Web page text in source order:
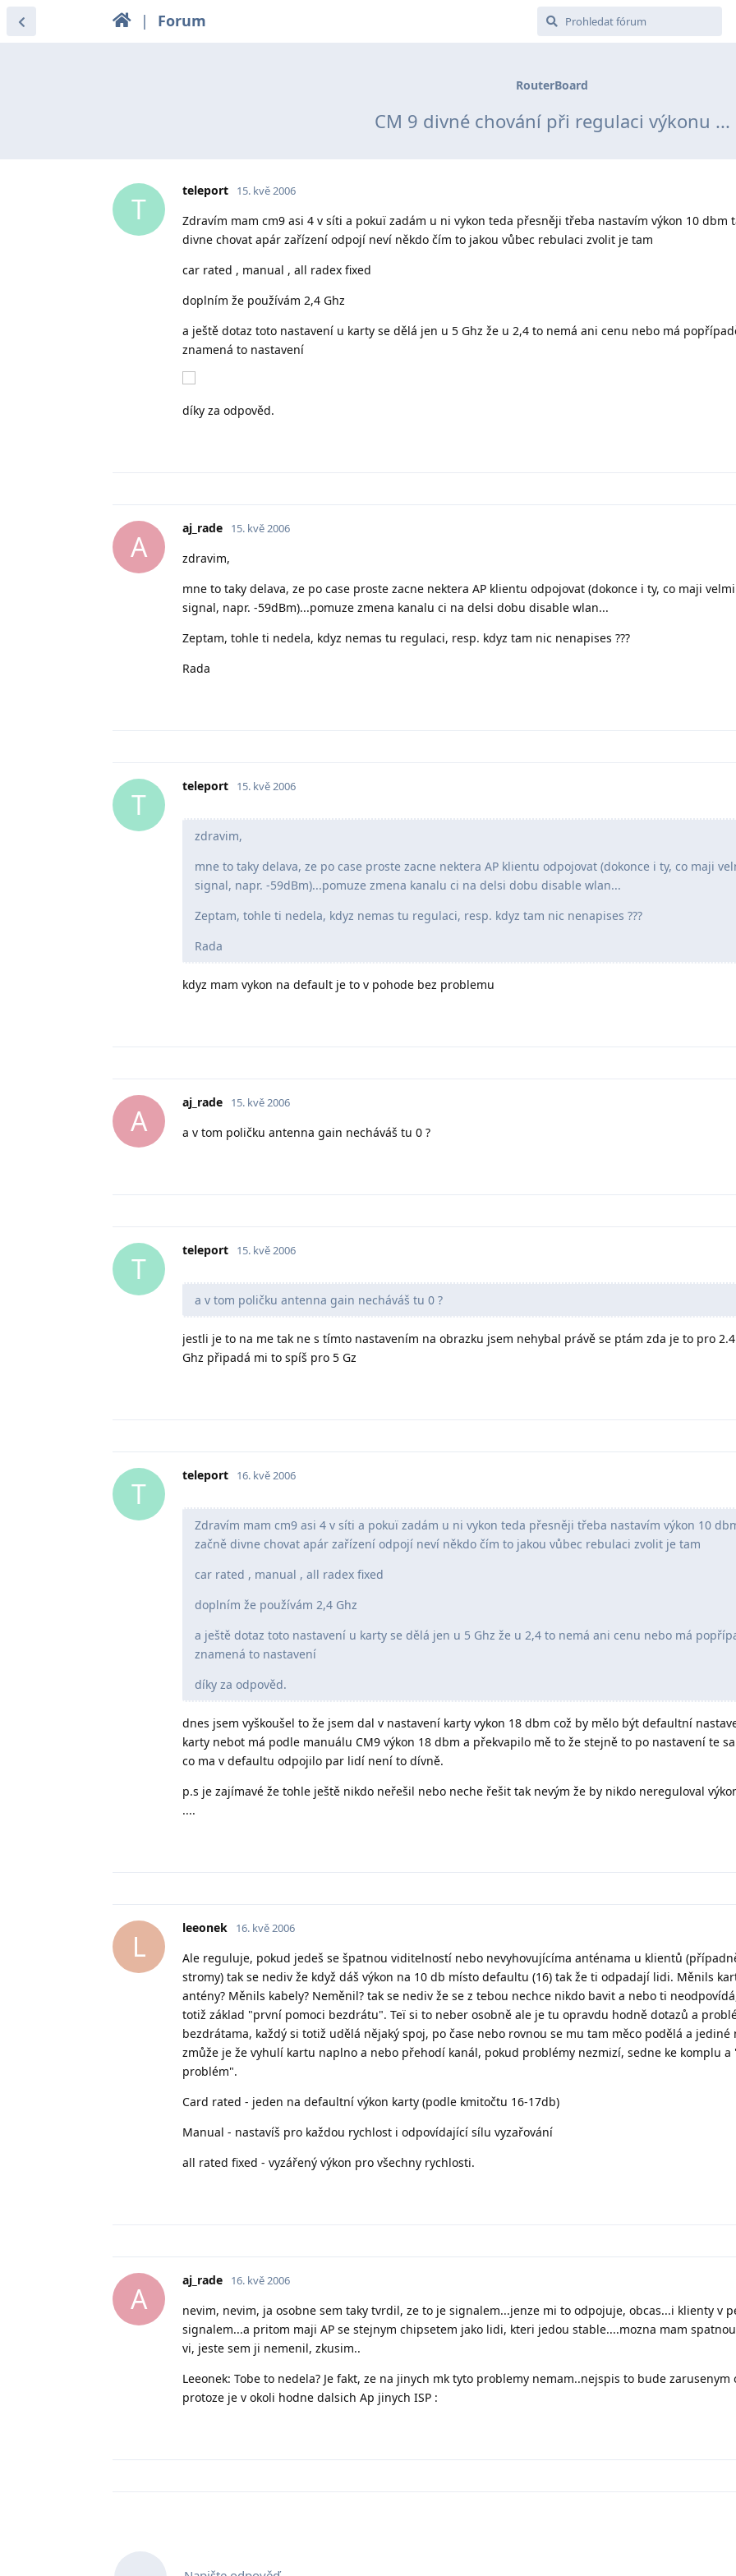
| Forum
RouterBoard
CM 9 divné chování při regulaci výkonu ...
T
teleport 15. kvě 2006
Zdravím mam cm9 asi 4 v síti a pokuï zadám u ni vykon teda přesněji třeba nastavím výkon 10 dbm
divne chovat apár zařízení odpojí neví někdo čím to jakou vůbec rebulaci zvolit je tam
car rated , manual , all radex fixed
doplním že používám 2,4 Ghz
a ještě dotaz toto nastavení u karty se dělá jen u 5 Ghz že u 2,4 to nemá ani cenu nebo má
znamená to nastavení
díky za odpověd.
A
aj_rade 15. kvě 2006
zdravim,
mne to taky delava, ze po case proste zacne nektera AP klientu odpojovat (dokonce i ty, co maji
signal, napr. -59dBm)...pomuze zmena kanalu ci na delsi dobu disable wlan...
Zeptam, tohle ti nedela, kdyz nemas tu regulaci, resp. kdyz tam nic nenapises ???
Rada
T
teleport 15. kvě 2006
zdravim,
mne to taky delava, ze po case proste zacne nektera AP klientu odpojovat (dokonce i ty, co maji
signal, napr. -59dBm)...pomuze zmena kanalu ci na delsi dobu disable wlan...
Zeptam, tohle ti nedela, kdyz nemas tu regulaci, resp. kdyz tam nic nenapises ???
Rada
kdyz mam vykon na default je to v pohode bez problemu
A
aj_rade 15. kvě 2006
a v tom poličku antenna gain necháváš tu 0 ?
T
teleport 15. kvě 2006
a v tom poličku antenna gain necháváš tu 0 ?
jestli je to na me tak ne s tímto nastavením na obrazku jsem nehybal právě se ptám zda je to pro
Ghz připadá mi to spíš pro 5 Gz
T
teleport 16. kvě 2006
Zdravím mam cm9 asi 4 v síti a pokuï zadám u ni vykon teda přesněji třeba nastavím výkon 10
začně divne chovat apár zařízení odpojí neví někdo čím to jakou vůbec rebulaci zvolit je tam
car rated , manual , all radex fixed
doplním že používám 2,4 Ghz
a ještě dotaz toto nastavení u karty se dělá jen u 5 Ghz že u 2,4 to nemá ani cenu nebo má
znamená to nastavení
díky za odpověd.
dnes jsem vyškoušel to že jsem dal v nastavení karty vykon 18 dbm což by mělo být defaultní
karty nebot má podle manuálu CM9 výkon 18 dbm a překvapilo mě to že stejně to po nastavení te
co ma v defaultu odpojilo par lidí není to dívně.
p.s je zajímavé že tohle ještě nikdo neřešil nebo neche řešit tak nevým že by nikdo nereguloval
....
L
leeonek 16. kvě 2006
Ale reguluje, pokud jedeš se špatnou viditelností nebo nevyhovujícíma anténama u klientů
stromy) tak se nediv že když dáš výkon na 10 db místo defaultu (16) tak že ti odpadají lidi. Měnils
antény? Měnils kabely? Neměnil? tak se nediv že se z tebou nechce nikdo bavit a nebo ti
totiž základ "první pomoci bezdrátu". Teï si to neber osobně ale je tu opravdu hodně dotazů a
bezdrátama, každý si totiž udělá nějaký spoj, po čase nebo rovnou se mu tam měco podělá a jediné
zmůže je že vyhulí kartu naplno a nebo přehodí kanál, pokud problémy nezmizí, sedne ke komplu a
problém".
Card rated - jeden na defaultní výkon karty (podle kmitočtu 16-17db)
Manual - nastavíš pro každou rychlost i odpovídající sílu vyzařování
all rated fixed - vyzářený výkon pro všechny rychlosti.
A
aj_rade 16. kvě 2006
nevim, nevim, ja osobne sem taky tvrdil, ze to je signalem...jenze mi to odpojuje, obcas...i klienty v
signalem...a pritom maji AP se stejnym chipsetem jako lidi, kteri jedou stable....mozna mam
vi, jeste sem ji nemenil, zkusim..
Leeonek: Tobe to nedela? Je fakt, ze na jinych mk tyto problemy nemam..nejspis to bude zarusenym
protoze je v okoli hodne dalsich Ap jinych ISP :